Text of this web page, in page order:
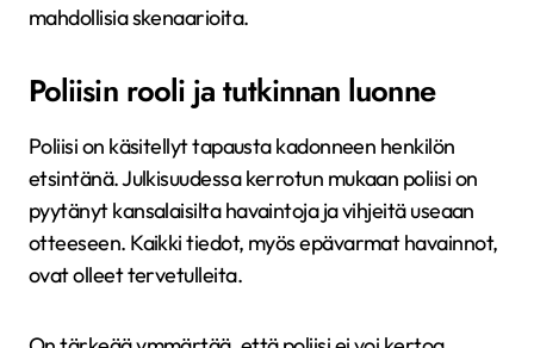
mahdollisia skenaarioita.
Poliisin rooli ja tutkinnan luonne
Poliisi on käsitellyt tapausta kadonneen henkilön
etsintänä. Julkisuudessa kerrotun mukaan poliisi on
pyytänyt kansalaisilta havaintoja ja vihjeitä useaan
otteeseen. Kaikki tiedot, myös epävarmat havainnot,
ovat olleet tervetulleita.